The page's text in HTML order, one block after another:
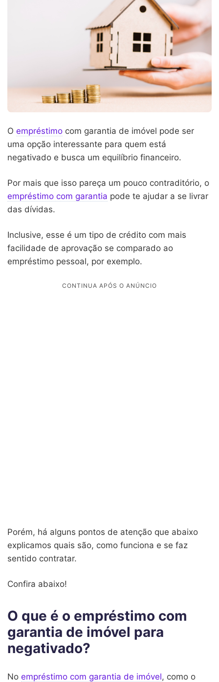
O empréstimo com garantia de imóvel pode ser
uma opção interessante para quem está
negativado e busca um equilíbrio financeiro.
Por mais que isso pareça um pouco contraditório, o
empréstimo com garantia pode te ajudar a se livrar
das dívidas.
Inclusive, esse é um tipo de crédito com mais
facilidade de aprovação se comparado ao
empréstimo pessoal, por exemplo.
Porém, há alguns pontos de atenção que abaixo
explicamos quais são, como funciona e se faz
sentido contratar.
Confira abaixo!
O que é o empréstimo com
garantia de imóvel para
negativado?
No empréstimo com garantia de imóvel, como o